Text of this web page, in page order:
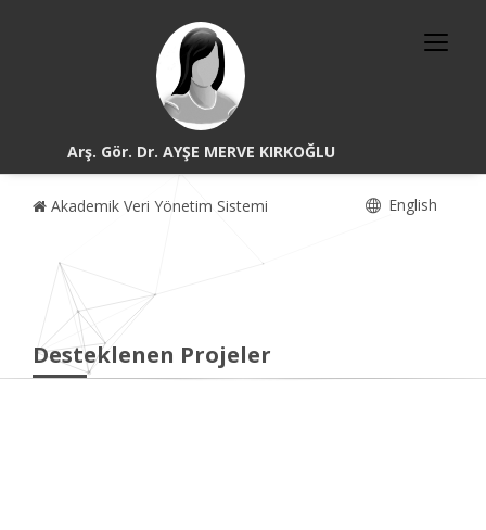
Arş. Gör. Dr. AYŞE MERVE KIRKOĞLU
Akademik Veri Yönetim Sistemi English
Desteklenen Projeler